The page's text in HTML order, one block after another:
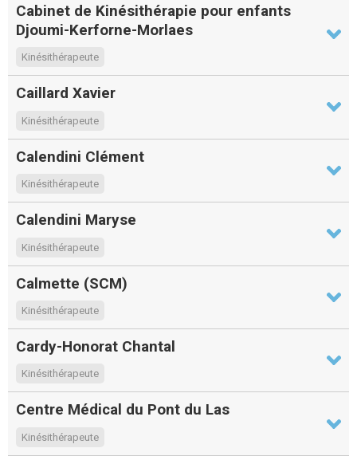
Cabinet de Kinésithérapie pour enfants
Djoumi-Kerforne-Morlaes
Kinésithérapeute
Caillard Xavier
Kinésithérapeute
Calendini Clément
Kinésithérapeute
Calendini Maryse
Kinésithérapeute
Calmette (SCM)
Kinésithérapeute
Cardy-Honorat Chantal
Kinésithérapeute
Centre Médical du Pont du Las
Kinésithérapeute